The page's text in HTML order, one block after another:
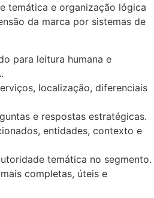
temática e organização lógica
da marca por sistemas de
para leitura humana e
localização, diferenciais
e respostas estratégicas.
entidades, contexto e
temática no segmento.
completas, úteis e